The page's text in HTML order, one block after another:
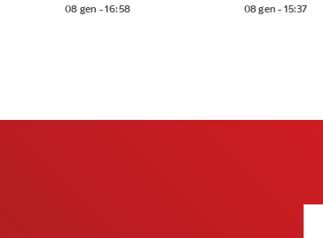
08 gen - 16:58 08 gen - 15:37